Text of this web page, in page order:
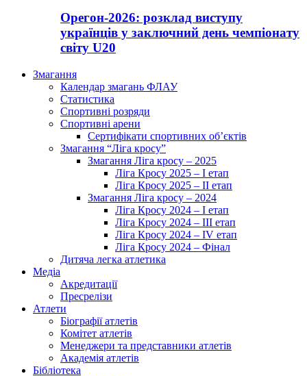
Орегон-2026: розклад виступу
українців у заключний день чемпіонату
світу U20
Змагання
Календар змагань ФЛАУ
Статистика
Спортивні розряди
Спортивні арени
Сертифікати спортивних об’єктів
Змагання “Ліга кросу”
Змагання Ліга кросу – 2025
Ліга Кросу 2025 – I етап
Ліга Кросу 2025 – II етап
Змагання Ліга кросу – 2024
Ліга Кросу 2024 – I етап
Ліга Кросу 2024 – III етап
Ліга Кросу 2024 – IV етап
Ліга Кросу 2024 – Фінал
Дитяча легка атлетика
Медіа
Акредитації
Пресрелізи
Атлети
Біографії атлетів
Комітет атлетів
Менеджери та представники атлетів
Академія атлетів
Бібліотека